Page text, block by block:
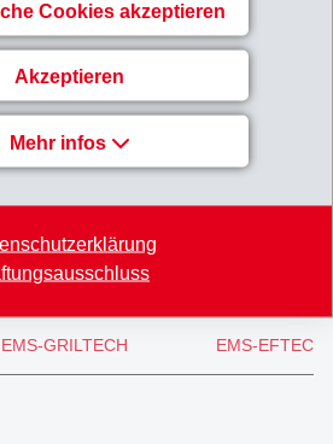
Cookies akzeptieren
Akzeptieren
Mehr infos
EMS-GRILTECH EMS-EFTEC